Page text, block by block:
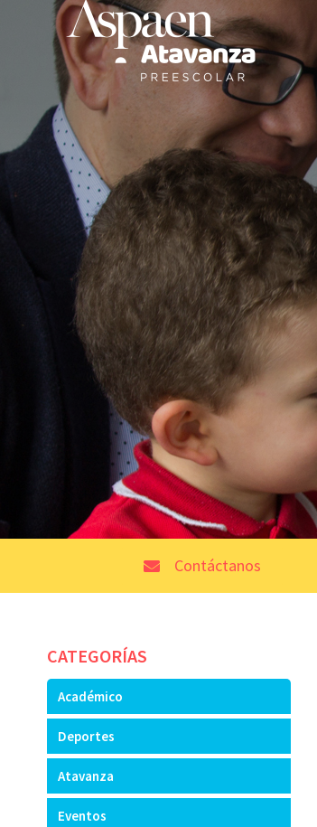
Contáctanos
CATEGORÍAS
Académico
Deportes
Atavanza
Eventos